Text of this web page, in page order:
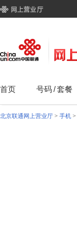
首页 号码/套餐
北京联通网上营业厅 > 手机 >